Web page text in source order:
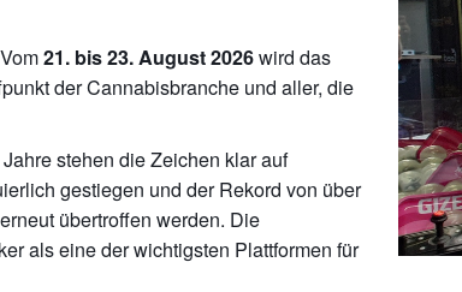
21. bis 23. August 2026wird das
der Cannabisbranche und aller, die
stehen die Zeichen klar auf
gestiegen und der Rekord von über
übertroffen werden. Die
als eine der wichtigsten Plattformen für